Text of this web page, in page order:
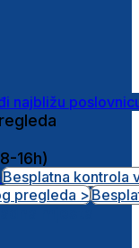
najbližu
16h)
Besplatna kontrola
pregleda >